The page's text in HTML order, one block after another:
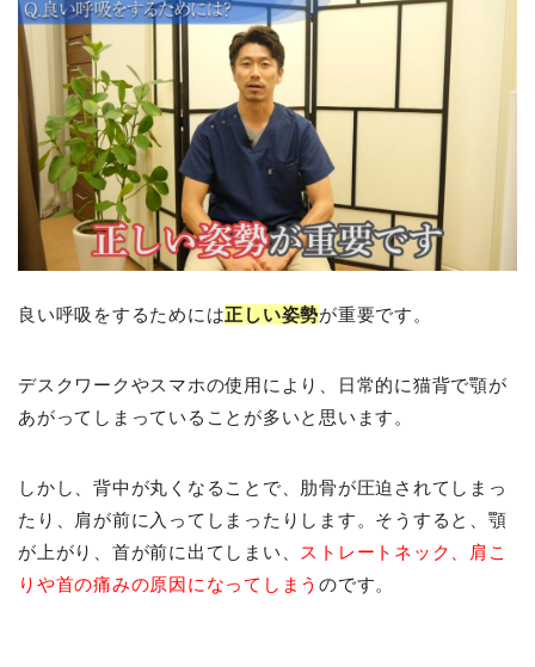
良い呼吸をするためには正しい姿勢が重要です。
デスクワークやスマホの使用により、日常的に猫背で顎が
あがってしまっていることが多いと思います。
しかし、背中が丸くなることで、肋骨が圧迫されてしまっ
たり、肩が前に入ってしまったりします。そうすると、顎
が上がり、首が前に出てしまい、 ストレートネック、肩こ
りや首の痛みの原因になってしまうのです。